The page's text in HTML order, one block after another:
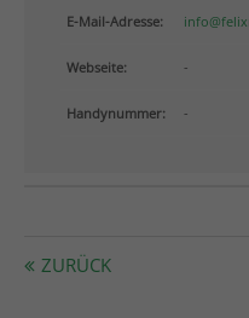
parturient montes,
E-Mail-Adresse:
Webseite: -
Handynummer: -
ZURÜCK